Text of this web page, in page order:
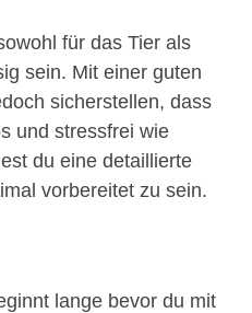
für das Tier als
sein. Mit einer guten
sicherstellen, dass
und stressfrei wie
du eine detaillierte
vorbereitet zu sein.
lange bevor du mit